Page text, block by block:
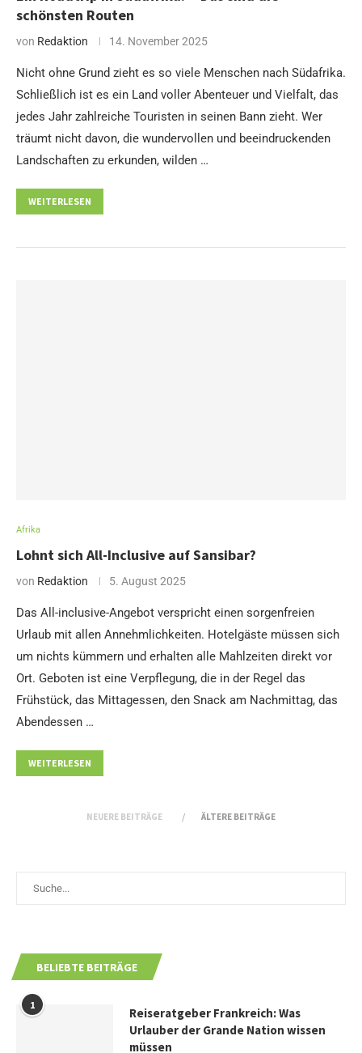
schönsten Routen
von Redaktion 14. November 2025
Nicht ohne Grund zieht es so viele Menschen nach Südafrika.
Schließlich ist es ein Land voller Abenteuer und Vielfalt, das
jedes Jahr zahlreiche Touristen in seinen Bann zieht. Wer
träumt nicht davon, die wundervollen und beeindruckenden
Landschaften zu erkunden, wilden …
WEITERLESEN
Afrika
Lohnt sich All-Inclusive auf Sansibar?
von Redaktion 5. August 2025
Das All-inclusive-Angebot verspricht einen sorgenfreien
Urlaub mit allen Annehmlichkeiten. Hotelgäste müssen sich
um nichts kümmern und erhalten alle Mahlzeiten direkt vor
Ort. Geboten ist eine Verpflegung, die in der Regel das
Frühstück, das Mittagessen, den Snack am Nachmittag, das
Abendessen …
WEITERLESEN
NEUERE BEITRÄGE ÄLTERE BEITRÄGE
BELIEBTE BEITRÄGE
1
Reiseratgeber Frankreich: Was
Urlauber der Grande Nation wissen
müssen